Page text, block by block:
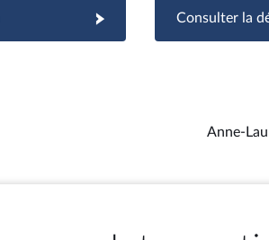
Consulter la
Anne-